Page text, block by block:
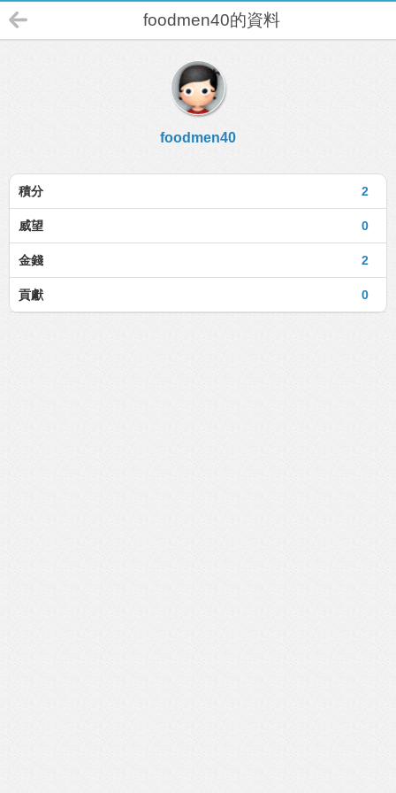
foodmen40的資料
foodmen40
2
積分
0
威望
2
金錢
0
貢獻